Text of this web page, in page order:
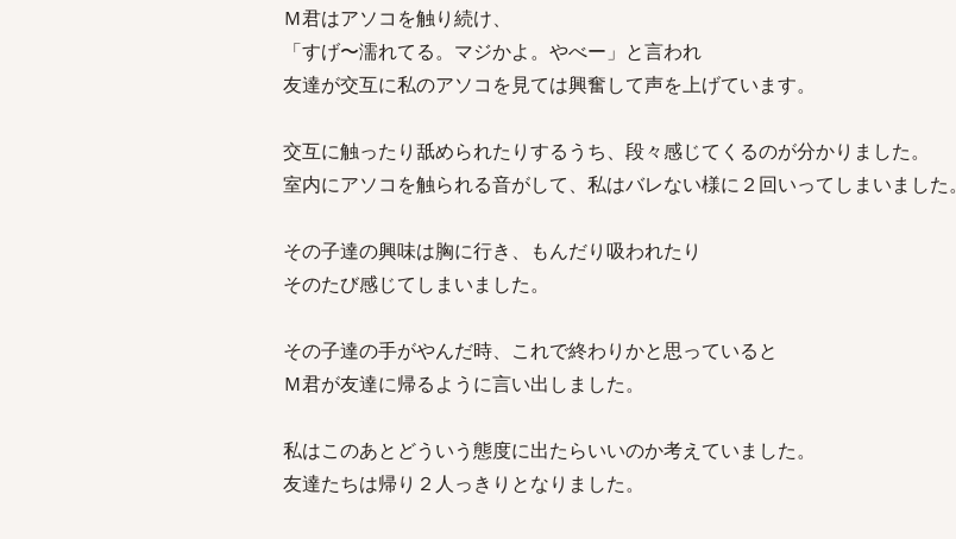
Ｍ君はアソコを触り続け、
「すげ〜濡れてる。マジかよ。やべー」と言われ
友達が交互に私のアソコを見ては興奮して声を上げています。
交互に触ったり舐められたりするうち、段々感じてくるのが分かりました。
室内にアソコを触られる音がして、私はバレない様に２回いってしまいました。
その子達の興味は胸に行き、もんだり吸われたり
そのたび感じてしまいました。
その子達の手がやんだ時、これで終わりかと思っていると
Ｍ君が友達に帰るように言い出しました。
私はこのあとどういう態度に出たらいいのか考えていました。
友達たちは帰り２人っきりとなりました。